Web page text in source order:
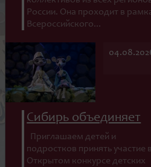
России. Она проходит в
Всероссийского...
Сибирь объединяет
Приглашаем детей и
подростков принять участие в
Открытом конкурсе детских